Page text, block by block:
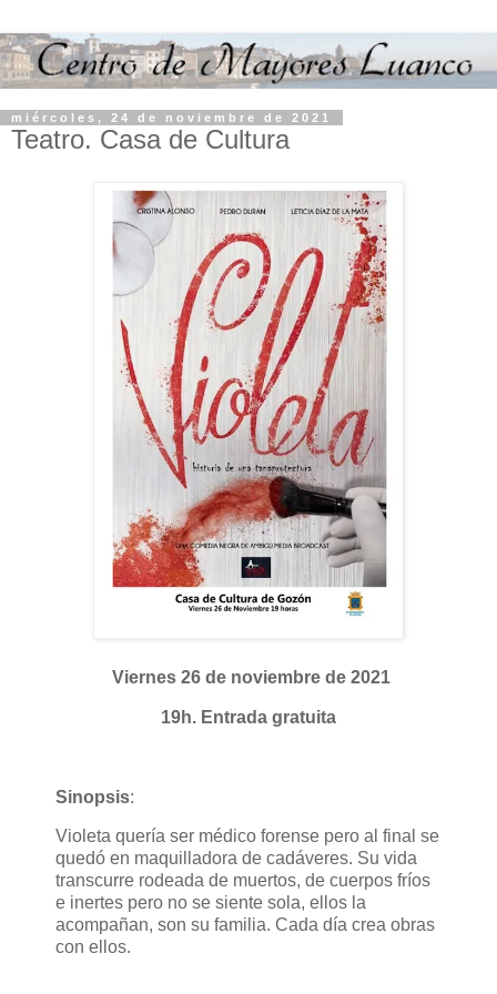
miércoles, 24 de noviembre de 2021
Teatro. Casa de Cultura
Viernes 26 de noviembre de 2021
19h. Entrada gratuita
Sinopsis:
Violeta quería ser médico forense pero al final se
quedó en maquilladora de cadáveres. Su vida
transcurre rodeada de muertos, de cuerpos fríos
e inertes pero no se siente sola, ellos la
acompañan, son su familia. Cada día crea obras
con ellos.